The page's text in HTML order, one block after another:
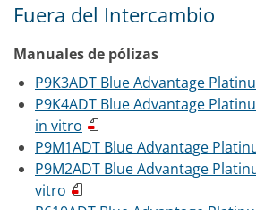
Fuera del Intercambio
Manuales de pólizas
P9K3ADT Blue Advantage
P9K4ADT Blue Advantage
in vitro
P9M1ADT Blue Advantage
P9M2ADT Blue Advantage
vitro